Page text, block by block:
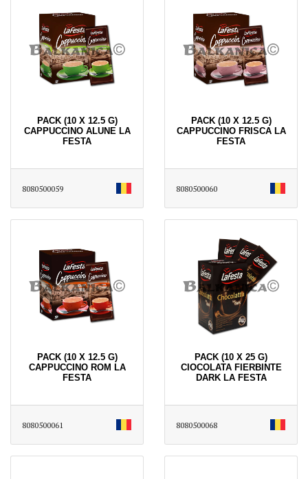
PACK (10 X 12.5 G)
CAPPUCCINO ALUNE LA
FESTA
8080500059
PACK (10 X 12.5 G)
CAPPUCCINO FRISCA LA
FESTA
8080500060
PACK (10 X 12.5 G)
CAPPUCCINO ROM LA
FESTA
8080500061
PACK (10 X 25 G)
CIOCOLATA FIERBINTE
DARK LA FESTA
8080500068